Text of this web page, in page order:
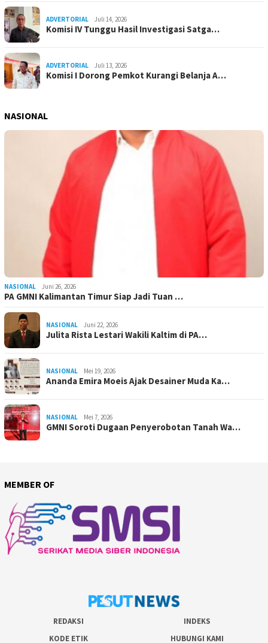
ADVERTORIAL Juli 14, 2026
Komisi IV Tunggu Hasil Investigasi Satga…
ADVERTORIAL Juli 13, 2026
Komisi I Dorong Pemkot Kurangi Belanja A…
NASIONAL
NASIONAL Juni 26, 2026
PA GMNI Kalimantan Timur Siap Jadi Tuan …
NASIONAL Juni 22, 2026
Julita Rista Lestari Wakili Kaltim di PA…
NASIONAL Mei 19, 2026
Ananda Emira Moeis Ajak Desainer Muda Ka…
NASIONAL Mei 7, 2026
GMNI Soroti Dugaan Penyerobotan Tanah Wa…
MEMBER OF
REDAKSI
INDEKS
KODE ETIK
HUBUNGI KAMI